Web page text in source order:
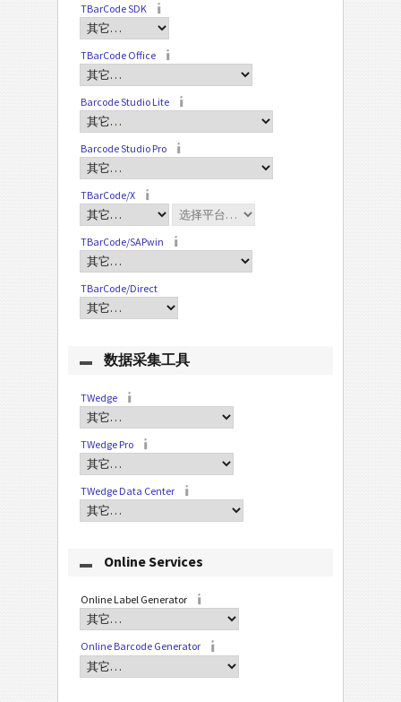
TBarCode SDK
TBarCode Office
Barcode Studio Lite
Barcode Studio Pro
TBarCode/X
TBarCode/SAPwin
TBarCode/Direct
数据采集工具
TWedge
TWedge Pro
TWedge Data Center
Online Services
Online Label Generator
Online Barcode Generator